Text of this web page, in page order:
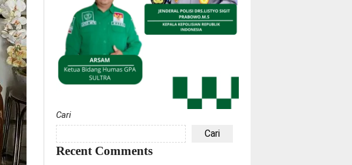
Cari
Cari
Recent Comments